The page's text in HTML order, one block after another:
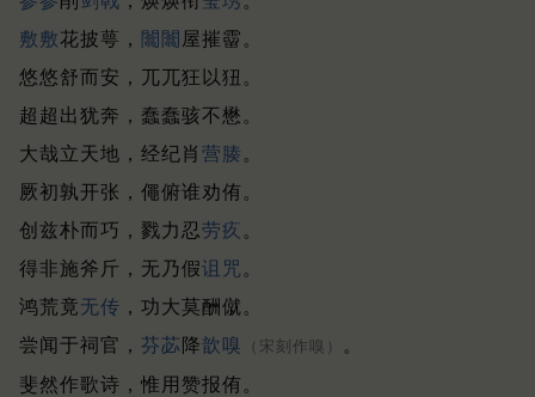
敷敷花披萼， 闟闟 屋摧霤。
悠悠舒而安，兀兀狂以狃。
超超出犹奔，蠢蠢骇不懋。
大哉立天地，经纪肖 营腠 。
厥初孰开张，僶俯谁劝侑。
创兹朴而巧，戮力忍劳疚 。
得非施斧斤，无乃假诅咒 。
鸿荒竟无传 ，功大莫酬僦。
尝闻于祠官， 芬苾 降歆嗅 （宋刻作嗅）
。
斐然作歌诗，惟用赞报侑。